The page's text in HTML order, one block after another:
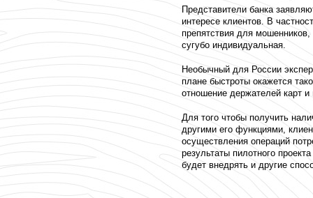
Представители банка
интересе клиентов. В
препятствия для мошенников,
сугубо индивидуальная.
Необычный для России
плане быстроты окажется
отношение держателей карт
Для того чтобы получить
другими его функциями,
осуществления операций
результаты пилотного
будет внедрять и другие